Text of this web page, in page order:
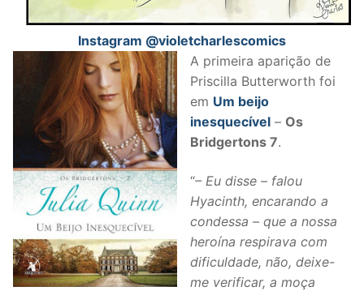
Instagram @violetcharlescomics
A primeira aparição de
Priscilla Butterworth foi
em Um beijo
inesquecível – Os
Bridgertons 7.
“– Eu disse – falou
Hyacinth, encarando a
condessa – que a nossa
heroína respirava com
dificuldade, não, deixe-
me verificar, a moça